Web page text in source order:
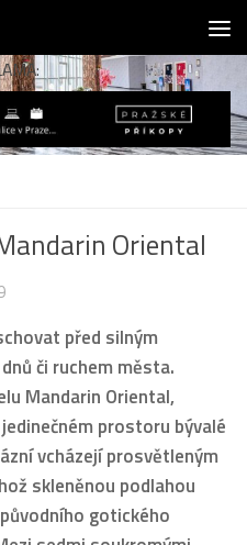
Oriental
před silným
či ruchem města.
Mandarin Oriental,
prostoru bývalé
vcházejí prosvětleným
skleněnou podlahou
gotického